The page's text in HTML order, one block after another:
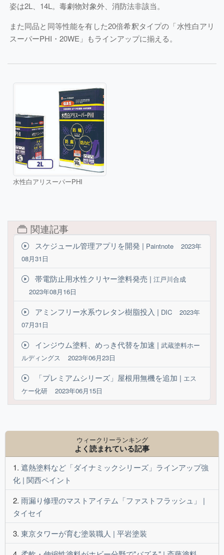
姿は2L、14L。毒劇物対象外、消防法非該当。
また同品と同等性能を有した20倍希釈タイプの「水性白アリ
スーパーPHI・20WE」もラインアップに揃える。
水性白アリスーパーPHI
関連記事
スケジュール管理アプリを開発 | Paintnote
2023年
08月31日
帯電防止用水性クリヤー塗料発売 | 江戸川合成
2023年08月16日
アミンフリー水系ウレタン樹脂投入 | DIC
2023年
07月31日
インジウム塗料、めっき代替を加速 | 武蔵塗料ホー
ルディングス
2023年06月23日
「プレミアムシリーズ」屋根用無機を追加 | エス
ケー化研
2023年06月15日
ウィークリーランキング
よく読まれている記事
遮熱塗料など「ダイナミックシリーズ」ラインアップ強
化 | 関西ペイント
雨漏り修理のマストアイテム「ファストフラッシュ」 |
タイセイ
東京タワーが育む塗装職人 | 平岩塗装